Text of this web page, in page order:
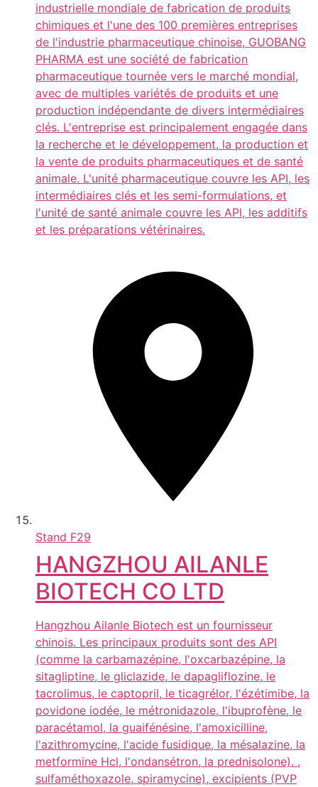
industrielle mondiale de fabrication de produits
chimiques et l'une des 100 premières entreprises
de l'industrie pharmaceutique chinoise, GUOBANG
PHARMA est une société de fabrication
pharmaceutique tournée vers le marché mondial,
avec de multiples variétés de produits et une
production indépendante de divers intermédiaires
clés. L'entreprise est principalement engagée dans
la recherche et le développement, la production et
la vente de produits pharmaceutiques et de santé
animale. L'unité pharmaceutique couvre les API, les
intermédiaires clés et les semi-formulations, et
l'unité de santé animale couvre les API, les additifs
et les préparations vétérinaires.
Stand F29
HANGZHOU AILANLE
BIOTECH CO LTD
Hangzhou Ailanle Biotech est un fournisseur
chinois. Les principaux produits sont des API
(comme la carbamazépine, l'oxcarbazépine, la
sitagliptine, le gliclazide, le dapagliflozine, le
tacrolimus, le captopril, le ticagrélor, l'ézétimibe, la
povidone iodée, le métronidazole, l'ibuprofène, le
paracétamol, la guaifénésine, l'amoxicilline,
l'azithromycine, l'acide fusidique, la mésalazine, la
metformine Hcl, l'ondansétron, la prednisolone). ,
sulfaméthoxazole, spiramycine), excipients (PVP